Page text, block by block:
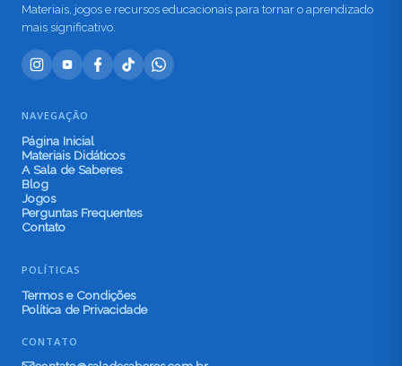
Materiais, jogos e recursos educacionais para tornar o aprendizado
mais significativo.
NAVEGAÇÃO
Página Inicial
Materiais Didáticos
A Sala de Saberes
Blog
Jogos
Perguntas Frequentes
Contato
POLÍTICAS
Termos e Condições
Política de Privacidade
CONTATO